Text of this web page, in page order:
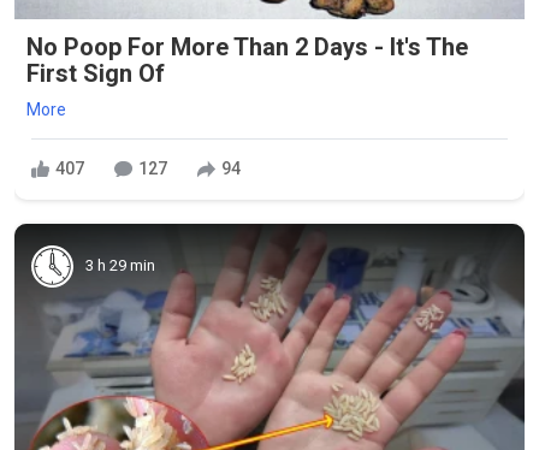
No Poop For More Than 2 Days - It's The
First Sign Of
More
407 127 94
3 h 29 min